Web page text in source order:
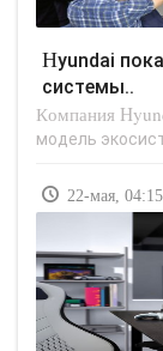
Hyundai показала футуристическую модель
системы..
Компания
модель
22-мая, 04:15